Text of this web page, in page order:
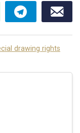
drawing rights